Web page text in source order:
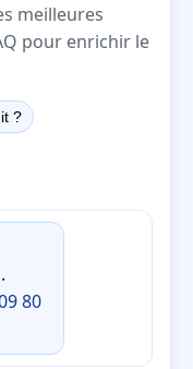
meilleures
pour enrichir le
?
80